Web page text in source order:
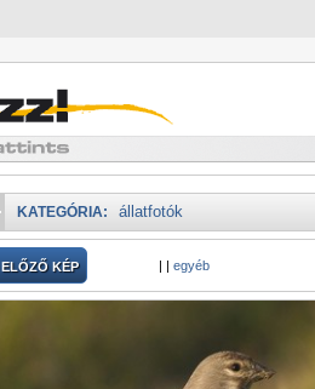
KATEGÓRIA: állatfotók
ELŐZŐ KÉP | | egyéb